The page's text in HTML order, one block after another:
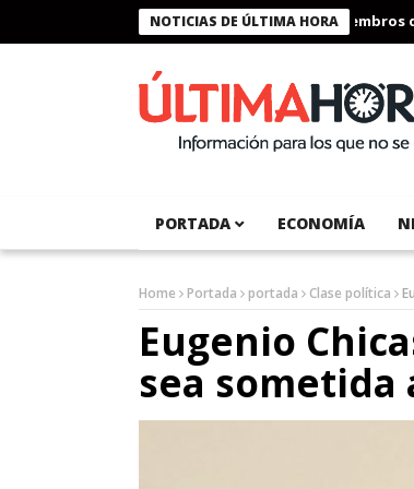
NOTICIAS DE ÚLTIMA HORA
Presidente Bukele condecora a miembros de
PORTADA ECONOMÍA
Home Portada portada Clase política
Eugenio
sea